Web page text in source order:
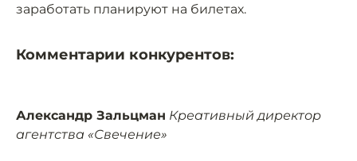
заработать планируют на билетах.
Комментарии конкурентов:
Александр Зальцман Креативный директор
агентства «Свечение»